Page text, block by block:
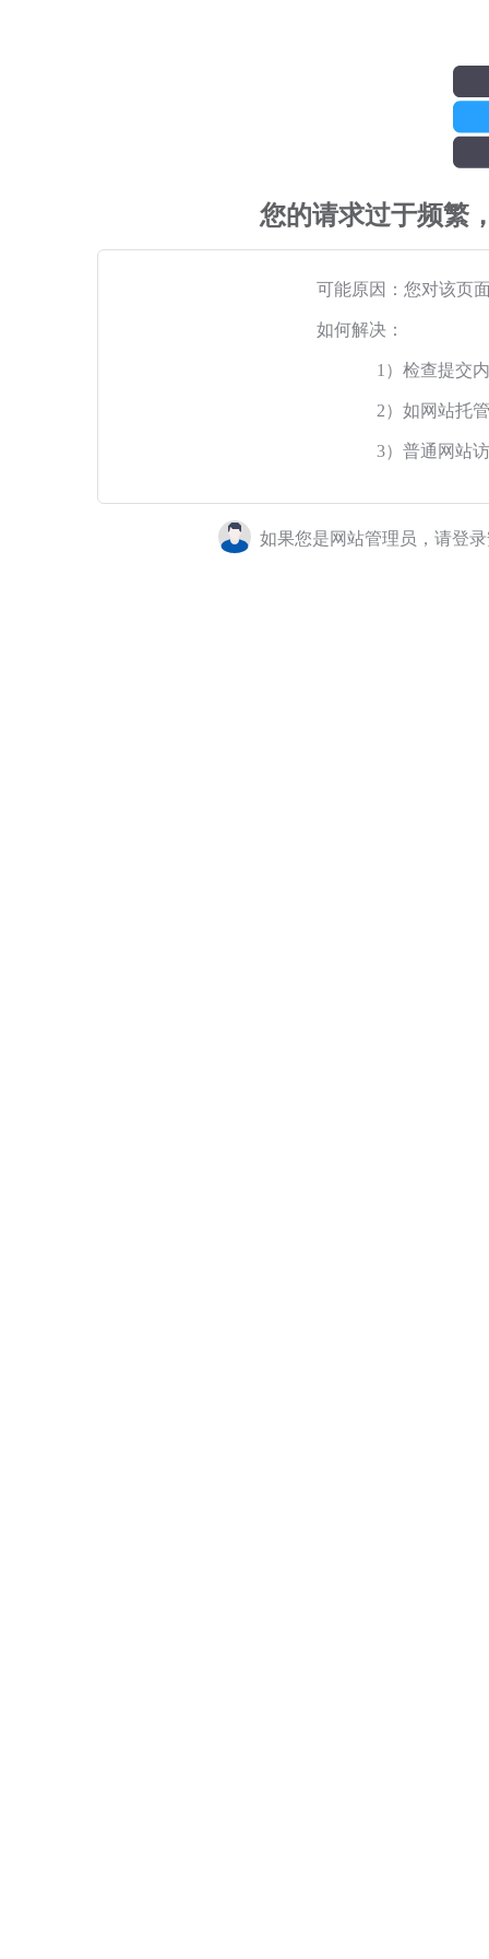
您的请求过于频繁
可能原因：您对该页
如何解决：
1）检查提交
2）如网站托
3）普通网站
如果您是网站管理员，请登